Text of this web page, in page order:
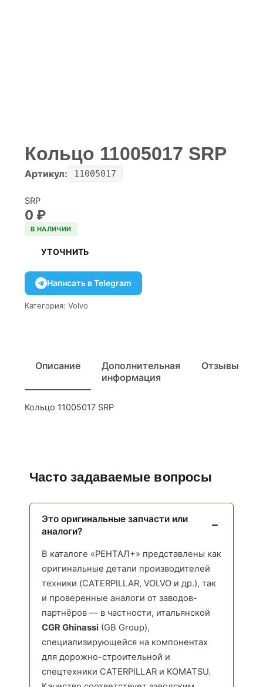
Кольцо 11005017 SRP
Артикул: 11005017
SRP
0 ₽
В НАЛИЧИИ
УТОЧНИТЬ
Написать в Telegram
Категория: Volvo
Описание
Дополнительная
информация
Отзывы
Кольцо 11005017 SRP
Часто задаваемые вопросы
Это оригинальные запчасти или
аналоги?
В каталоге «РЕНТАЛ+» представлены как
оригинальные детали производителей
техники (CATERPILLAR, VOLVO и др.), так
и проверенные аналоги от заводов-
партнёров — в частности, итальянской
CGR Ghinassi (GB Group),
специализирующейся на компонентах
для дорожно-строительной и
спецтехники CATERPILLAR и KOMATSU.